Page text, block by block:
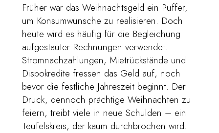
Früher war das Weihnachtsgeld ein Puffer,
um Konsumwünsche zu realisieren. Doch
heute wird es häufig für die Begleichung
aufgestauter Rechnungen verwendet.
Stromnachzahlungen, Mietrückstände und
Dispokredite fressen das Geld auf, noch
bevor die festliche Jahreszeit beginnt. Der
Druck, dennoch prächtige Weihnachten zu
feiern, treibt viele in neue Schulden – ein
Teufelskreis, der kaum durchbrochen wird.